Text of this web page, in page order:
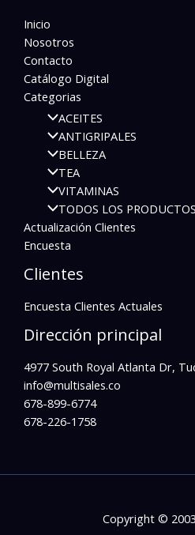
Inicio
Nosotros
Contacto
Catálogo Digital
Categorias
ACEITES
ANTIGRIPALES
BELLEZA
TEA
VITAMINAS
TODOS LOS PRODUCTOS
Actualización Clientes
Encuesta
Clientes
Encuesta Clientes Actuales
Dirección principal
4977 South Royal Atlanta Dr,
info@multisales.co​
678-899-6774
678-226-1758
Copyright ©